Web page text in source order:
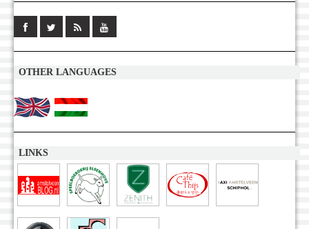
OTHER LANGUAGES
LINKS